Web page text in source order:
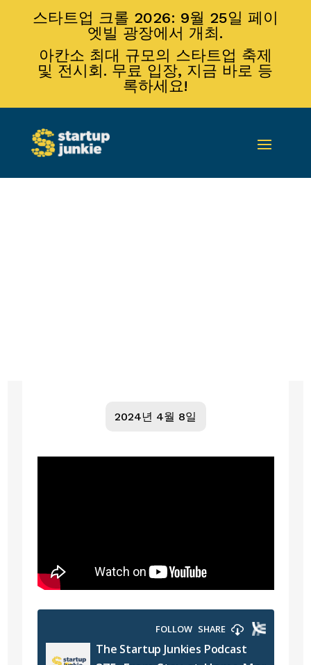
스타트업 크롤 2026: 9월 25일 페이
엣빌 광장에서 개최.
아칸소 최대 규모의 스타트업 축제
및 전시회. 무료 입장, 지금 바로 등
록하세요!
2024년 4월 8일